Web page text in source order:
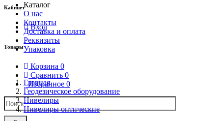
Кабинет
Вход
Товары
Корзина 0
Сравнить 0
Избранное 0
Каталог
О нас
Контакты
Доставка и оплата
Реквизиты
Упаковка
Главная
Геодезическое оборудование
Нивелиры
Нивелиры оптические